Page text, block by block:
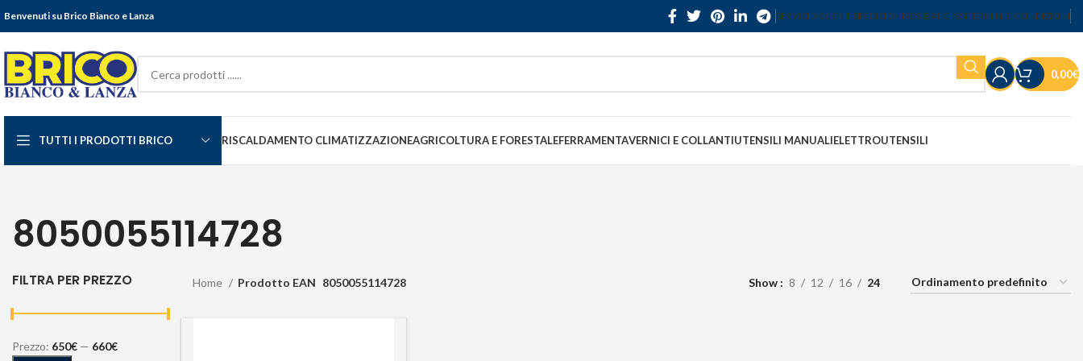
Benvenuti su Brico Bianco e Lanza SERVIZIO CLIENTISPEDIZIONIRESI E RECESSITERMINI E CONDIZIONI
0,00€
TUTTI I PRODOTTI BRICO RISCALDAMENTO CLIMATIZZAZIONEAGRICOLTURA E FORESTALEFERRAMENTAVERNICI E COLLANTIUTENSILI MANUALIELETTROUTENSILI
8050055114728
FILTRA PER PREZZO
Prezzo: 650€ — 660€
Home Prodotto EAN 8050055114728 Show 8 12 16 24